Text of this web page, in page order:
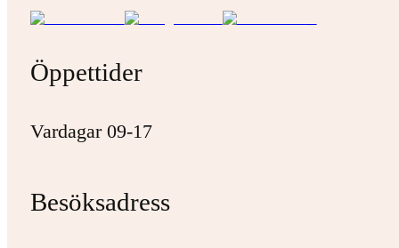
Öppettider
Vardagar 09-17
Besöksadress